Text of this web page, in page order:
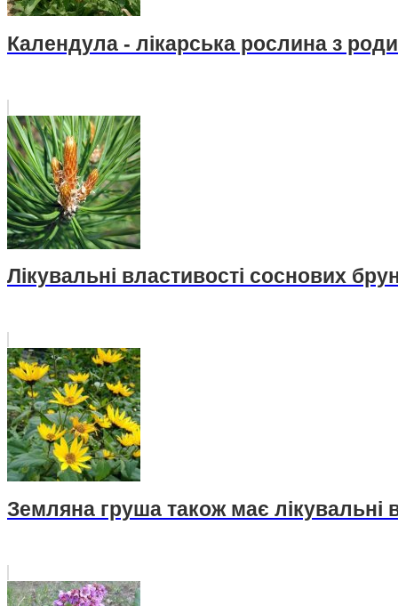
Календула - лікарська рослина з
Лікувальні властивості соснових
Земляна груша також має лікувальні